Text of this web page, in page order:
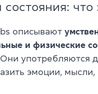
состояния: что
описывают
и физические
употребляются
эмоции, мысли,